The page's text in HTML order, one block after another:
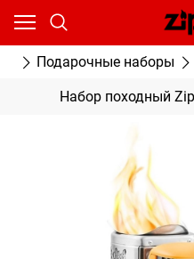
Подарочные наборы
Набор походный
Ваш город - Москва,
От выбранного города